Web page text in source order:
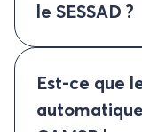
le SESSAD ?
Est-ce que